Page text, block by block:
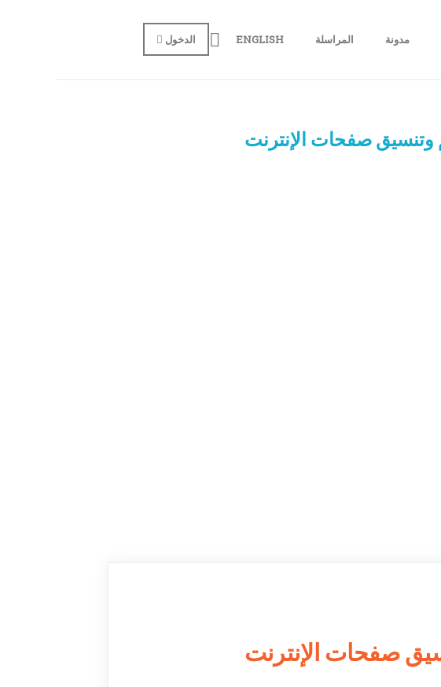
مدونة المراسلة ENGLISH الدخول